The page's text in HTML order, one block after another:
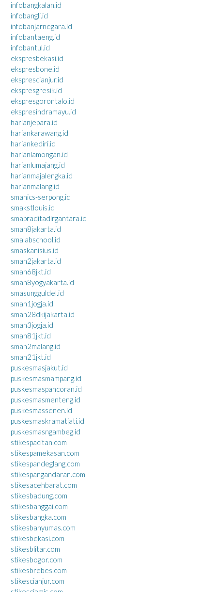
infobangkalan.id
infobangli.id
infobanjarnegara.id
infobantaeng.id
infobantul.id
ekspresbekasi.id
ekspresbone.id
eksprescianjur.id
ekspresgresik.id
ekspresgorontalo.id
ekspresindramayu.id
harianjepara.id
hariankarawang.id
hariankediri.id
harianlamongan.id
harianlumajang.id
harianmajalengka.id
harianmalang.id
smanics-serpong.id
smakstlouis.id
smapraditadirgantara.id
sman8jakarta.id
smalabschool.id
smaskanisius.id
sman2jakarta.id
sman68jkt.id
sman8yogyakarta.id
smasungguldel.id
sman1jogja.id
sman28dkijakarta.id
sman3jogja.id
sman81jkt.id
sman2malang.id
sman21jkt.id
puskesmasjakut.id
puskesmasmampang.id
puskesmaspancoran.id
puskesmasmenteng.id
puskesmassenen.id
puskesmaskramatjati.id
puskesmasngambeg.id
stikespacitan.com
stikespamekasan.com
stikespandeglang.com
stikespangandaran.com
stikesacehbarat.com
stikesbadung.com
stikesbanggai.com
stikesbangka.com
stikesbanyumas.com
stikesbekasi.com
stikesblitar.com
stikesbogor.com
stikesbrebes.com
stikescianjur.com